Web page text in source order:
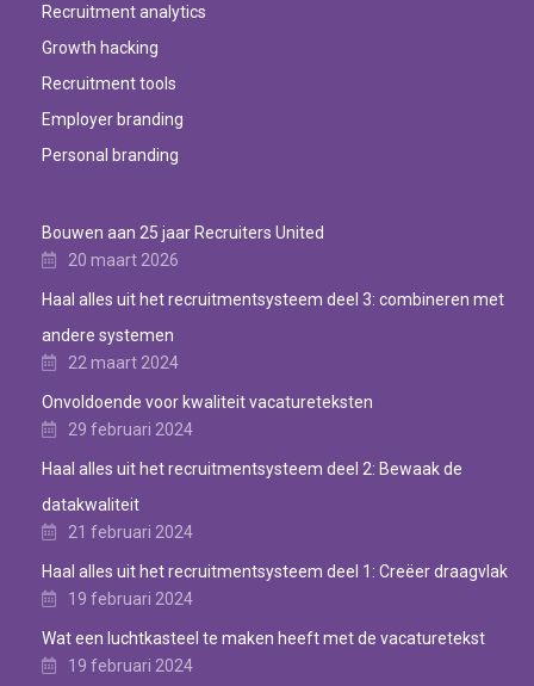
Recruitment analytics
Growth hacking
Recruitment tools
Employer branding
Personal branding
Bouwen aan 25 jaar Recruiters United
20 maart 2026
Haal alles uit het recruitmentsysteem deel 3: combineren met
andere systemen
22 maart 2024
Onvoldoende voor kwaliteit vacatureteksten
29 februari 2024
Haal alles uit het recruitmentsysteem deel 2: Bewaak de
datakwaliteit
21 februari 2024
Haal alles uit het recruitmentsysteem deel 1: Creëer draagvlak
19 februari 2024
Wat een luchtkasteel te maken heeft met de vacaturetekst
19 februari 2024